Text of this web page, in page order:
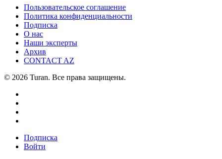
Пользовательское соглашение
Политика конфиденциальности
Подписка
О нас
Наши эксперты
Архив
CONTACT AZ
© 2026 Turan. Все права защищены.
Подписка
Войти